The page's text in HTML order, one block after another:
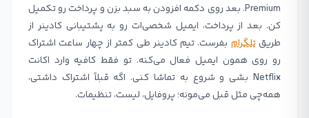
Premium. بعد روی دکمه افزودن به سبد بزن و پرداخت رو تکمیل
کن. بعد از پرداخت، ایمیل شخصی‌ات رو به پشتیبانی کادینر از
طریقتلگرام بفرست. تیم کادینر طی کمتر از چهار ساعت اشتراک
رو روی همون ایمیل فعال می‌کنه. تو فقط کافیه وارد اکانت
Netflix بشی و شروع به تماشا کنی. اگه قبلاً اشتراک داشتی،
همه‌چی مثل قبل می‌مونه؛ پروفایل، لیست، تنظیمات.